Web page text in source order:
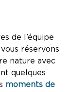
de l’équipe
réservons
nature avec
quelques
moments de